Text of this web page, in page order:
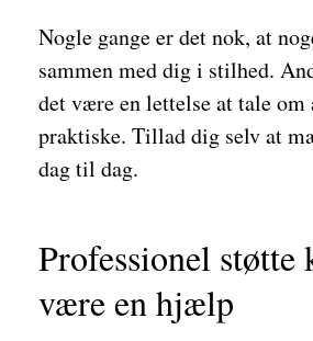
Nogle gange er det nok, at
sammen med dig i stilhed.
det være en lettelse at tale om
praktiske. Tillad dig selv at
dag til dag.
Professionel støtte
være en hjælp